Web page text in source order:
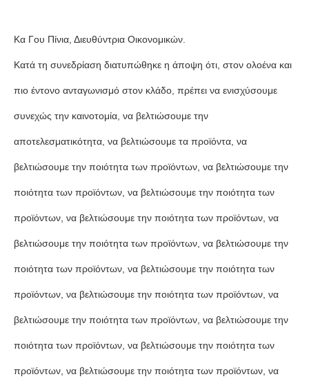
Κα Γου Πίνια, Διευθύντρια Οικονομικών.
Κατά τη συνεδρίαση διατυπώθηκε η άποψη ότι, στον ολοένα και
πιο έντονο ανταγωνισμό στον κλάδο, πρέπει να ενισχύσουμε
συνεχώς την καινοτομία, να βελτιώσουμε την
αποτελεσματικότητα, να βελτιώσουμε τα προϊόντα, να
βελτιώσουμε την ποιότητα των προϊόντων, να βελτιώσουμε την
ποιότητα των προϊόντων, να βελτιώσουμε την ποιότητα των
προϊόντων, να βελτιώσουμε την ποιότητα των προϊόντων, να
βελτιώσουμε την ποιότητα των προϊόντων, να βελτιώσουμε την
ποιότητα των προϊόντων, να βελτιώσουμε την ποιότητα των
προϊόντων, να βελτιώσουμε την ποιότητα των προϊόντων, να
βελτιώσουμε την ποιότητα των προϊόντων, να βελτιώσουμε την
ποιότητα των προϊόντων, να βελτιώσουμε την ποιότητα των
προϊόντων, να βελτιώσουμε την ποιότητα των προϊόντων, να